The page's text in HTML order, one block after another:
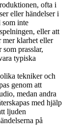
ofta i
eller händelser i
som inte
eller att
mer klarhet eller
prasslar,
typiska
tekniker och
genom att
medan andra
med hjälp
ljuden
på